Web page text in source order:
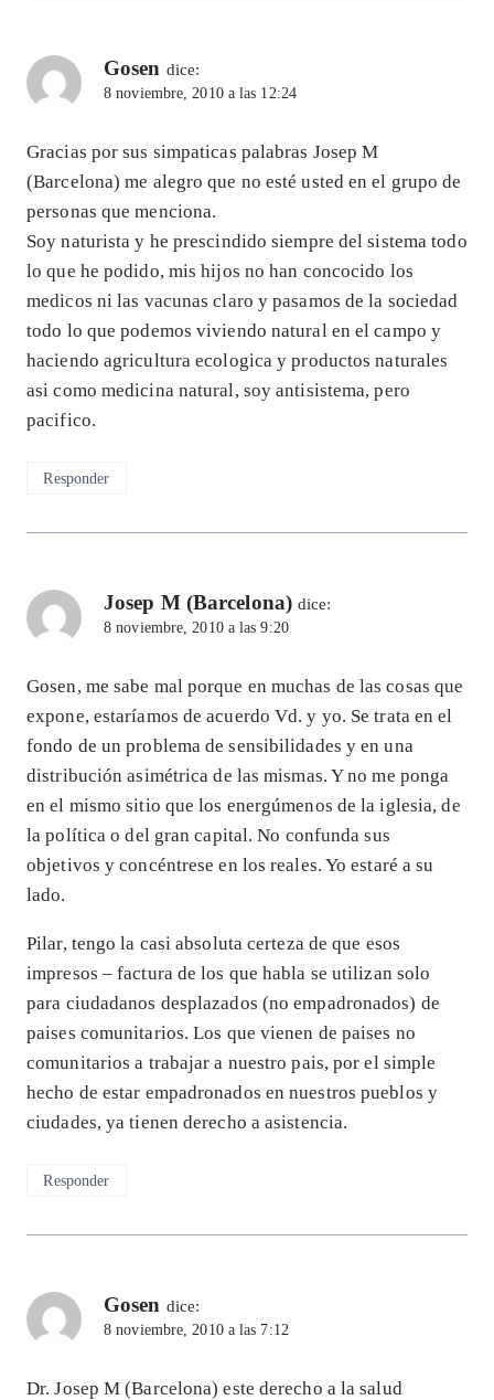
Gosen dice:
8 noviembre, 2010 a las 12:24
Gracias por sus simpaticas palabras Josep M
(Barcelona) me alegro que no esté usted en el grupo de
personas que menciona.
Soy naturista y he prescindido siempre del sistema todo
lo que he podido, mis hijos no han concocido los
medicos ni las vacunas claro y pasamos de la sociedad
todo lo que podemos viviendo natural en el campo y
haciendo agricultura ecologica y productos naturales
asi como medicina natural, soy antisistema, pero
pacifico.
Responder
Josep M (Barcelona) dice:
8 noviembre, 2010 a las 9:20
Gosen, me sabe mal porque en muchas de las cosas que
expone, estaríamos de acuerdo Vd. y yo. Se trata en el
fondo de un problema de sensibilidades y en una
distribución asimétrica de las mismas. Y no me ponga
en el mismo sitio que los energúmenos de la iglesia, de
la política o del gran capital. No confunda sus
objetivos y concéntrese en los reales. Yo estaré a su
lado.
Pilar, tengo la casi absoluta certeza de que esos
impresos – factura de los que habla se utilizan solo
para ciudadanos desplazados (no empadronados) de
paises comunitarios. Los que vienen de paises no
comunitarios a trabajar a nuestro pais, por el simple
hecho de estar empadronados en nuestros pueblos y
ciudades, ya tienen derecho a asistencia.
Responder
Gosen dice:
8 noviembre, 2010 a las 7:12
Dr. Josep M (Barcelona) este derecho a la salud